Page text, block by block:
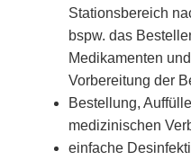
Stationsbereich
bspw. das
Medikamenten
Vorbereitung der
Bestellung,
medizinischen
einfache